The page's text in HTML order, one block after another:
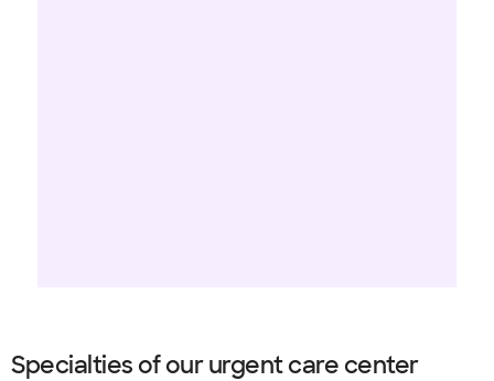
Specialties of our urgent care center